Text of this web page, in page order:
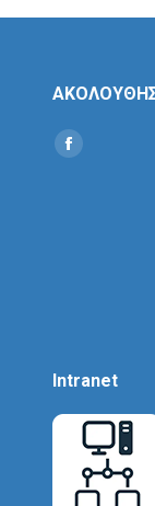
Find us on:
Social
Intranet